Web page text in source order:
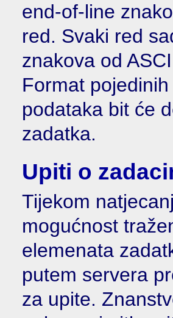
end-of-line
red. Svaki red
znakova od
Format
podataka bit će
zadatka.
Upiti o
Tijekom
mogućnost
elemenata
putem servera
za upite.